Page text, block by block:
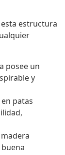
estructura
posee un
y
patas